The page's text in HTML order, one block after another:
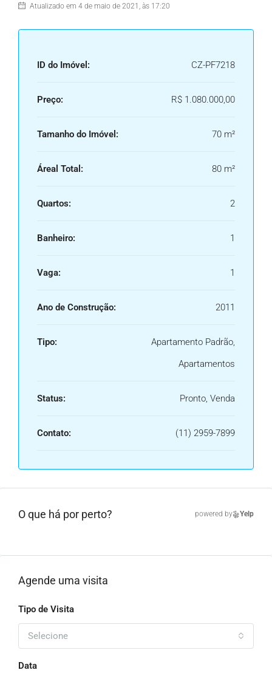
Atualizado em 4 de maio de 2021, às 17:20
ID do Imóvel: CZ-PF7218
Preço: R$ 1.080.000,00
Tamanho do Imóvel: 70 m²
Áreal Total: 80 m²
Quartos: 2
Banheiro: 1
Vaga: 1
Ano de Construção: 2011
Tipo:
Apartamento Padrão,
Apartamentos
Status: Pronto, Venda
Contato: (11) 2959-7899
O que há por perto? powered by Yelp
Agende uma visita
Tipo de Visita
Selecione
Data